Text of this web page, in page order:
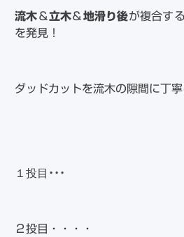
流木＆立木＆ 地滑り後が複合す
を発見！
ダッドカットを流木の隙間に丁寧
１投目・・・
２投目・・・・